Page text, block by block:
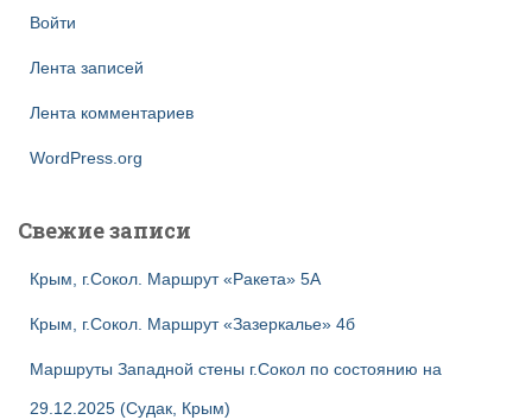
Войти
Лента записей
Лента комментариев
WordPress.org
Свежие записи
Крым, г.Сокол. Маршрут «Ракета» 5А
Крым, г.Сокол. Маршрут «Зазеркалье» 4б
Маршруты Западной стены г.Сокол по состоянию на
29.12.2025 (Судак, Крым)